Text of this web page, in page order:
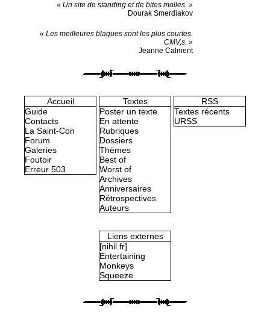
« Un site de standing et de bites molles. »
Dourak Smerdiakov
« Les meilleures blagues sont les plus courtes.
CMV,s. »
Jeanne Calment
Accueil
Guide
Contacts
La Saint-Con
Forum
Galeries
Foutoir
Erreur 503
Textes
Poster un texte
En attente
Rubriques
Dossiers
Thèmes
Best of
Worst of
Archives
Anniversaires
Rétrospectives
Auteurs
RSS
Textes récents
URSS
Liens externes
[nihil.fr]
Entertaining
Monkeys
Squeeze